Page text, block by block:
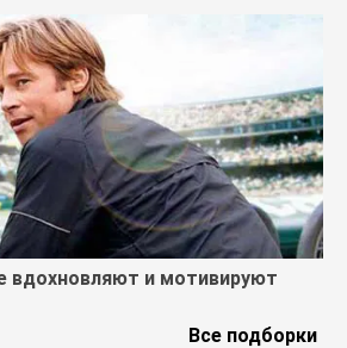
и мотивируют
Все подборки